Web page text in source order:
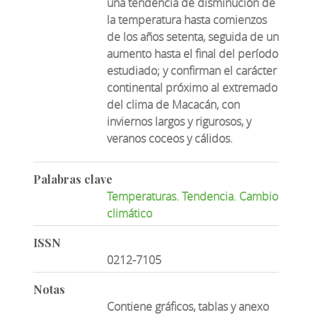
una tendencia de disminución de
la temperatura hasta comienzos
de los años setenta, seguida de un
aumento hasta el final del período
estudiado; y confirman el carácter
continental próximo al extremado
del clima de Macacán, con
inviernos largos y rigurosos, y
veranos coceos y cálidos.
Palabras clave
Temperaturas. Tendencia. Cambio
climático
ISSN
0212-7105
Notas
Contiene gráficos, tablas y anexo